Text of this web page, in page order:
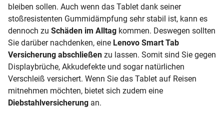
bleiben sollen. Auch wenn das Tablet dank seiner
stoßresistenten Gummidämpfung sehr stabil ist, kann es
dennoch zu Schäden im Alltag kommen. Deswegen sollten
Sie darüber nachdenken, eine Lenovo Smart Tab
Versicherung abschließen zu lassen. Somit sind Sie gegen
Displaybrüche, Akkudefekte und sogar natürlichen
Verschleiß versichert. Wenn Sie das Tablet auf Reisen
mitnehmen möchten, bietet sich zudem eine
Diebstahlversicherung an.